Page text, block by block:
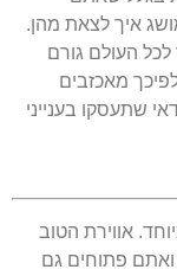
איך לצאת מהן.
העולם גורם
מאכזבים
שתעסקו בענייני
אווירת הטוב
פתוחים גם